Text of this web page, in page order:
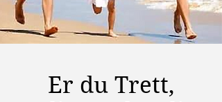
Er du Trett,